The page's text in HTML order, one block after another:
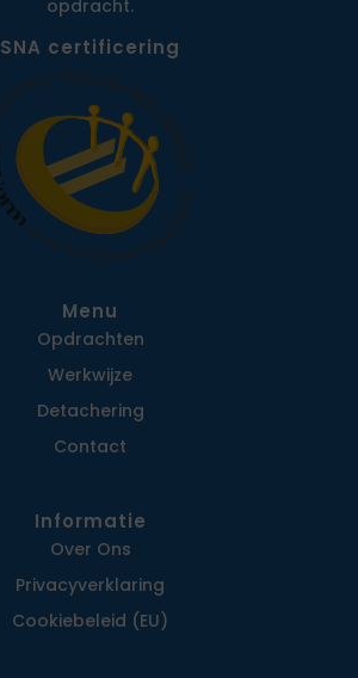
opdracht.
SNA certificering
Menu
Opdrachten
Werkwijze
Detachering
Contact
Informatie
Over Ons
Privacy­verklaring
Cookiebeleid (EU)